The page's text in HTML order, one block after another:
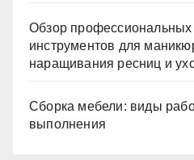
Обзор
инструментов для
наращивания ресниц и
Сборка мебели: виды
выполнения